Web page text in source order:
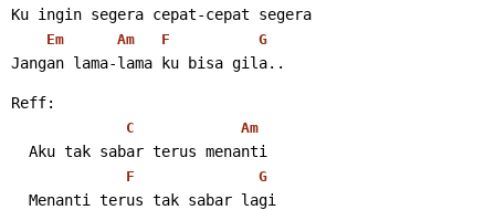
Ku ingin segera cepat-cepat segera
Em Am F G
Jangan lama-lama ku bisa gila..
Reff:
C Am
Aku tak sabar terus menanti
F G
Menanti terus tak sabar lagi